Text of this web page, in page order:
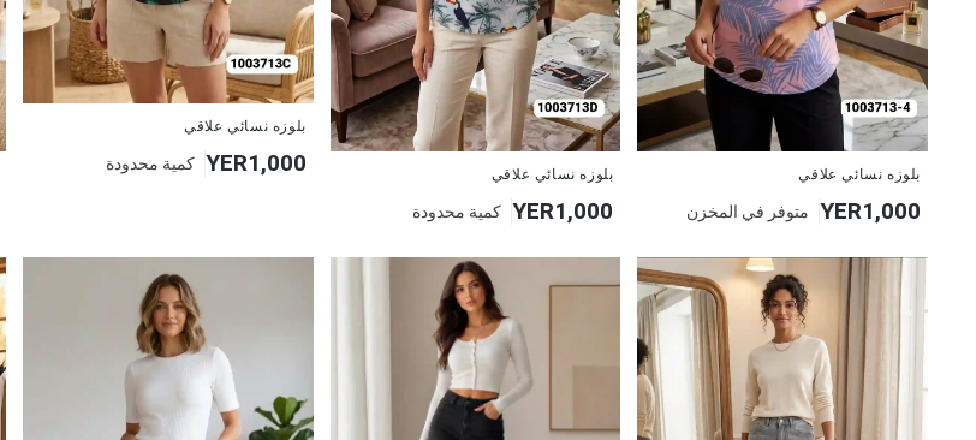
بلوزه نسائي علاقي
YER1,000 متوفر في المخزن
بلوزه نسائي علاقي
YER1,000 كمية محدودة
بلوزه نسائي علاقي
YER1,000 كمية محدودة